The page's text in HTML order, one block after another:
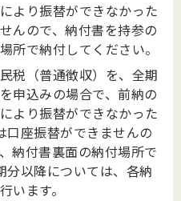
より振替ができなかった
んので、納付書を持参の
所で納付してください。
税（普通徴収）を、全期
申込みの場合で、前納の
より振替ができなかった
口座振替ができませんの
納付書裏面の納付場所で
分以降については、各納
います。